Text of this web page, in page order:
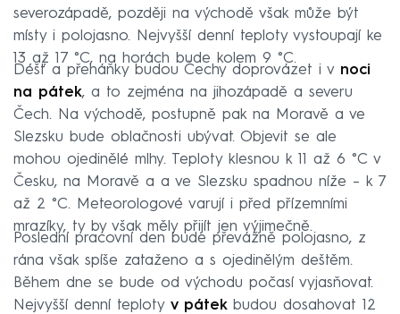
severozápadě, později na východě však může být
místy i polojasno. Nejvyšší denní teploty vystoupají ke
13 až 17 °C, na horách bude kolem 9 °C.
Déšť a přeháňky budou Čechy doprovázet i v noci
na pátek, a to zejména na jihozápadě a severu
Čech. Na východě, postupně pak na Moravě a ve
Slezsku bude oblačnosti ubývat. Objevit se ale
mohou ojedinělé mlhy. Teploty klesnou k 11 až 6 °C v
Česku, na Moravě a a ve Slezsku spadnou níže – k 7
až 2 °C. Meteorologové varují i před přízemními
mrazíky, ty by však měly přijít jen výjimečně.
Poslední pracovní den bude převážně polojasno, z
rána však spíše zataženo a s ojedinělým deštěm.
Během dne se bude od východu počasí vyjasňovat.
Nejvyšší denní teploty v pátek budou dosahovat 12